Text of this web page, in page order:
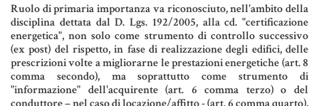
PATTO DI FAMIGLIA
TRUST E AFFIDAMENTO FIDUCIARIO
TUTELA DEL PATRIMONIO
Ruolo di primaria importanza va riconosciuto, nell'ambito della
disciplina dettata dal D. Lgs. 192/2005, alla cd. "certificazione
energetica", non solo come strumento di controllo successivo
(ex post) del rispetto, in fase di realizzazione degli edifici, delle
prescrizioni volte a migliorarne le prestazioni energetiche (art. 8
comma secondo), ma soprattutto come strumento di
"informazione" dell'acquirente (art. 6 comma terzo) o del